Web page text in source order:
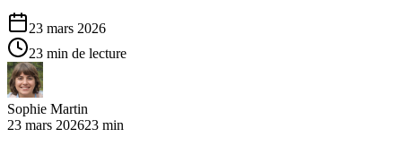
23 mars 2026
23 min de lecture
Sophie Martin
23 mars 202623 min